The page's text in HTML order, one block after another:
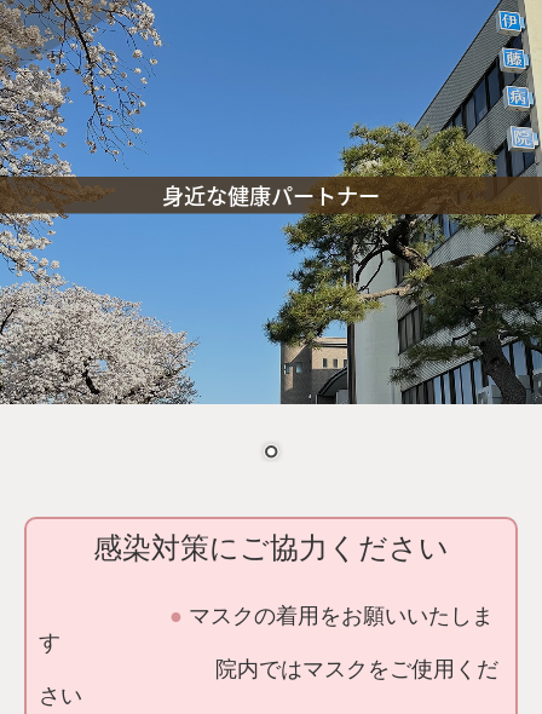
身近な健康パートナー
感染対策にご協力ください
● マスクの着用をお願いいたしま
す
院内ではマスクをご使用くだ
さい